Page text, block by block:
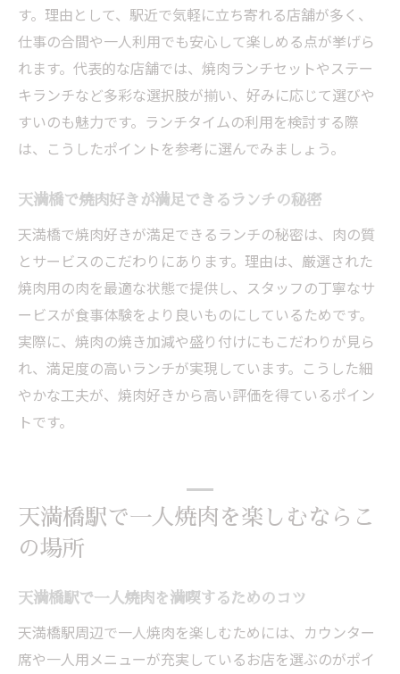
す。理由として、駅近で気軽に立ち寄れる店舗が多く、
仕事の合間や一人利用でも安心して楽しめる点が挙げら
れます。代表的な店舗では、焼肉ランチセットやステー
キランチなど多彩な選択肢が揃い、好みに応じて選びや
すいのも魅力です。ランチタイムの利用を検討する際
は、こうしたポイントを参考に選んでみましょう。
天満橋で焼肉好きが満足できるランチの秘密
天満橋で焼肉好きが満足できるランチの秘密は、肉の質
とサービスのこだわりにあります。理由は、厳選された
焼肉用の肉を最適な状態で提供し、スタッフの丁寧なサ
ービスが食事体験をより良いものにしているためです。
実際に、焼肉の焼き加減や盛り付けにもこだわりが見ら
れ、満足度の高いランチが実現しています。こうした細
やかな工夫が、焼肉好きから高い評価を得ているポイン
トです。
天満橋駅で一人焼肉を楽しむならこ
の場所
天満橋駅で一人焼肉を満喫するためのコツ
天満橋駅周辺で一人焼肉を楽しむためには、カウンター
席や一人用メニューが充実しているお店を選ぶのがポイ